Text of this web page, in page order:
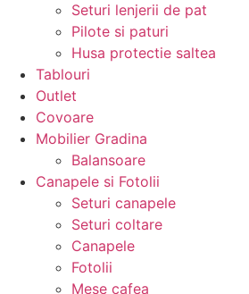
Seturi lenjerii de pat
Pilote si paturi
Husa protectie saltea
Tablouri
Outlet
Covoare
Mobilier Gradina
Balansoare
Canapele si Fotolii
Seturi canapele
Seturi coltare
Canapele
Fotolii
Mese cafea